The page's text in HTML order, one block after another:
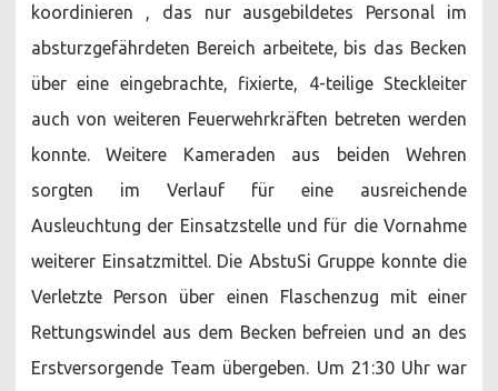
koordinieren , das nur ausgebildetes Personal im
absturzgefährdeten Bereich arbeitete, bis das Becken
über eine eingebrachte, fixierte, 4-teilige Steckleiter
auch von weiteren Feuerwehrkräften betreten werden
konnte. Weitere Kameraden aus beiden Wehren
sorgten im Verlauf für eine ausreichende
Ausleuchtung der Einsatzstelle und für die Vornahme
weiterer Einsatzmittel. Die AbstuSi Gruppe konnte die
Verletzte Person über einen Flaschenzug mit einer
Rettungswindel aus dem Becken befreien und an des
Erstversorgende Team übergeben. Um 21:30 Uhr war